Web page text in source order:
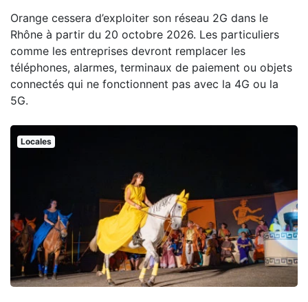
Orange cessera d’exploiter son réseau 2G dans le
Rhône à partir du 20 octobre 2026. Les particuliers
comme les entreprises devront remplacer les
téléphones, alarmes, terminaux de paiement ou objets
connectés qui ne fonctionnent pas avec la 4G ou la
5G.
Locales